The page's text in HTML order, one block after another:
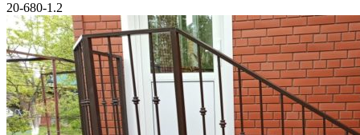
20-680-1.2